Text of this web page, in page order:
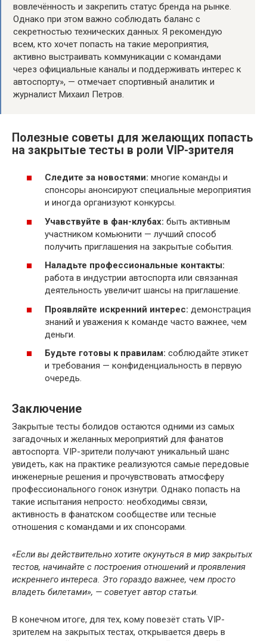
вовлечённость и закрепить статус бренда на рынке.
Однако при этом важно соблюдать баланс с
секретностью технических данных. Я рекомендую
всем, кто хочет попасть на такие мероприятия,
активно выстраивать коммуникации с командами
через официальные каналы и поддерживать интерес к
автоспорту», — отмечает спортивный аналитик и
журналист Михаил Петров.
Полезные советы для желающих попасть
на закрытые тесты в роли VIP-зрителя
Следите за новостями: многие команды и
спонсоры анонсируют специальные мероприятия
и иногда организуют конкурсы.
Учавствуйте в фан-клубах: быть активным
участником комьюнити — лучший способ
получить приглашения на закрытые события.
Наладьте профессиональные контакты:
работа в индустрии автоспорта или связанная
деятельность увеличит шансы на приглашение.
Проявляйте искренний интерес: демонстрация
знаний и уважения к команде часто важнее, чем
деньги.
Будьте готовы к правилам: соблюдайте этикет
и требования — конфиденциальность в первую
очередь.
Заключение
Закрытые тесты болидов остаются одними из самых
загадочных и желанных мероприятий для фанатов
автоспорта. VIP-зрители получают уникальный шанс
увидеть, как на практике реализуются самые передовые
инженерные решения и прочувствовать атмосферу
профессионального гонок изнутри. Однако попасть на
такие испытания непросто: необходимы связи,
активность в фанатском сообществе или тесные
отношения с командами и их спонсорами.
«Если вы действительно хотите окунуться в мир закрытых
тестов, начинайте с построения отношений и проявления
искреннего интереса. Это гораздо важнее, чем просто
владеть билетами», — советует автор статьи.
В конечном итоге, для тех, кому повезёт стать VIP-
зрителем на закрытых тестах, открывается дверь в